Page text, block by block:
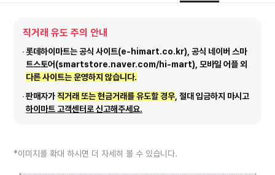
직거래 유도 주의 안내
롯데하이마트는 공식 사이트(e-himart.co.kr), 공식 네이버 스마
트스토어(smartstore.naver.com/hi-mart), 모바일 어플 외
다른 사이트는 운영하지 않습니다.
판매자가직거래 또는 현금거래를 유도할 경우 , 절대 입금하지 마시고
하이마트 고객센터로 신고해주세요.
*이미지를 확대 하시면 더 자세히 볼 수 있습니다.